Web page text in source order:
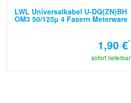
LWL Universalkabel U-DQ(ZN)BH
OM3 50/125µ 4 Fasern Meterware
1,90 €*
sofort lieferbar